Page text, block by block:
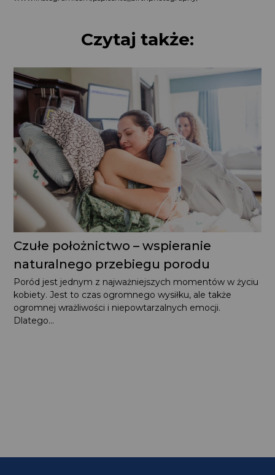
Czytaj także:
Czułe położnictwo – wspieranie
naturalnego przebiegu porodu
Poród jest jednym z najważniejszych momentów w życiu
kobiety. Jest to czas ogromnego wysiłku, ale także
ogromnej wrażliwości i niepowtarzalnych emocji.
Dlatego...